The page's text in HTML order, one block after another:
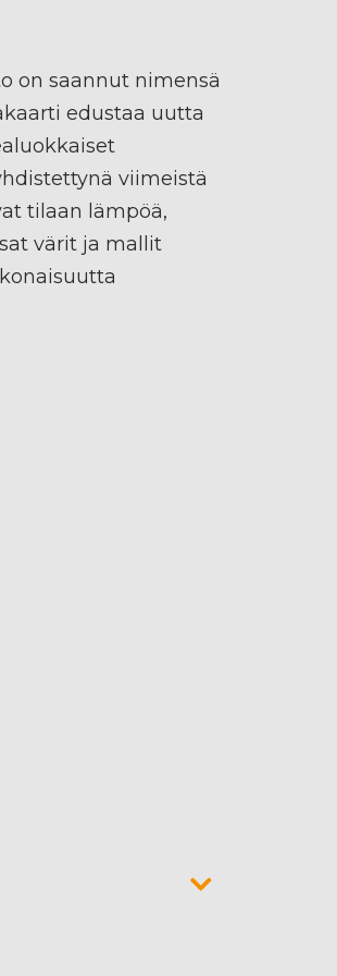
on saannut nimensä
edustaa uutta
viimeistä
tilaan lämpöä,
värit ja mallit